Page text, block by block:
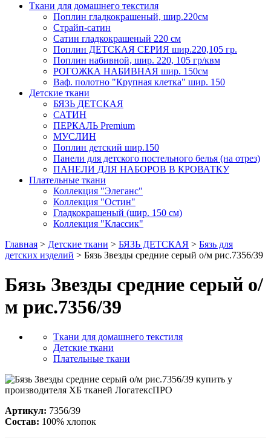
Ткани для домашнего текстиля
Поплин гладкокрашеный, шир.220см
Страйп-сатин
Сатин гладкокрашеный 220 см
Поплин ДЕТСКАЯ СЕРИЯ шир.220,105 гр.
Поплин набивной, шир. 220, 105 гр/квм
РОГОЖКА НАБИВНАЯ шир. 150см
Ваф. полотно "Крупная клетка" шир. 150
Детские ткани
БЯЗЬ ДЕТСКАЯ
САТИН
ПЕРКАЛЬ Premium
МУСЛИН
Поплин детский шир.150
Панели для детского постельного белья (на отрез)
ПАНЕЛИ ДЛЯ НАБОРОВ В КРОВАТКУ
Плательные ткани
Коллекция "Элеганс"
Коллекция "Остин"
Гладкокрашеный (шир. 150 см)
Коллекция "Классик"
Главная > Детские ткани > БЯЗЬ ДЕТСКАЯ > Бязь для
детских изделий > Бязь Звезды средние серый о/м рис.7356/39
Бязь Звезды средние серый о/
м рис.7356/39
Ткани для домашнего текстиля
Детские ткани
Плательные ткани
Артикул: 7356/39
Состав: 100% хлопок